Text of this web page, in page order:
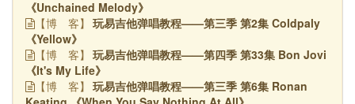
《Unchained Melody》
【博 客】
玩易吉他弹唱教程——第三季 第2集 Coldpaly
《Yellow》
【博 客】
玩易吉他弹唱教程——第四季 第33集 Bon Jovi
《It's My Life》
【博 客】
玩易吉他弹唱教程——第三季 第6集 Ronan